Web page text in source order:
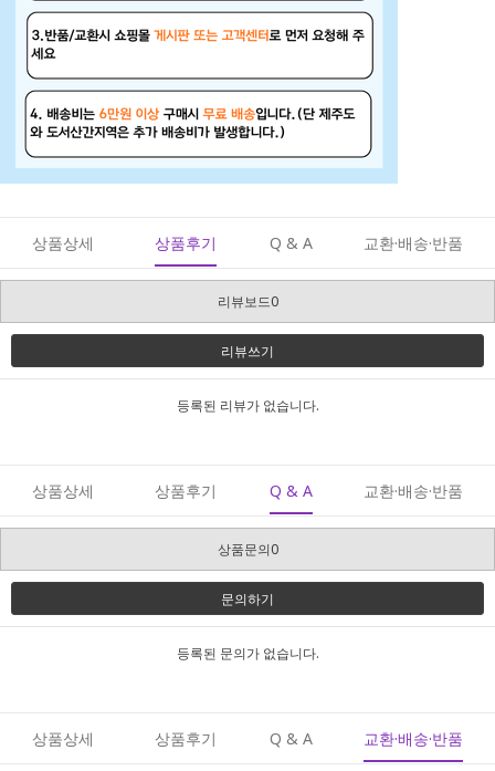
상품상세 상품후기 Q & A 교환·배송·반품
리뷰보드0
리뷰쓰기
등록된 리뷰가 없습니다.
상품상세 상품후기 Q & A 교환·배송·반품
상품문의0
문의하기
등록된 문의가 없습니다.
상품상세 상품후기 Q & A 교환·배송·반품